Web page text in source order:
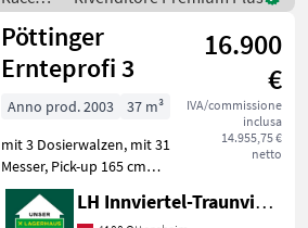
- PowerControll - Auto
mangimi
/
Pöttinger
Pöttinger
Ernteprofi 3
16.900
€
IVA/commissione
inclusa
14.955,75 €
netto
Anno prod. 2003
37 m³
mit 3 Dosierwalzen, mit 31
Messer, Pick-up 165 cm
breit, hydr.Knickdeichsel,
hydr Dürrfutteraufbau,
LH Innviertel-Traunviertel-Urfahr eGen, Ottensheim